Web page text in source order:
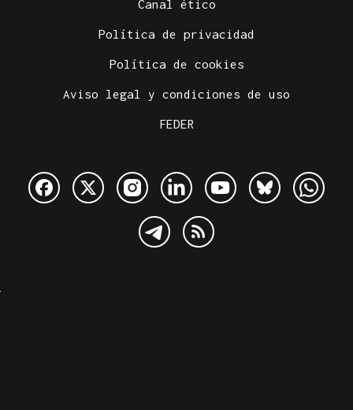
Canal ético
Política de privacidad
Política de cookies
Aviso legal y condiciones de uso
FEDER